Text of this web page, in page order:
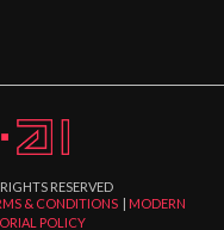
RESERVED
& CONDITIONS | MODERN
POLICY